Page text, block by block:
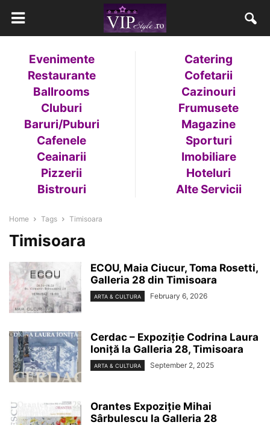
Evenimente
Restaurante
Ballrooms
Cluburi
Baruri/Puburi
Cafenele
Ceainarii
Pizzerii
Bistrouri
Catering
Cofetarii
Cazinouri
Frumusete
Magazine
Sporturi
Imobiliare
Hoteluri
Alte Servicii
Home Tags Timisoara
Timisoara
ECOU, Maia Ciucur, Toma Rosetti,
Galleria 28 din Timisoara
ARTA & CULTURA February 6, 2026
Cerdac – Expoziție Codrina Laura
Ioniță la Galleria 28, Timisoara
ARTA & CULTURA September 2, 2025
Orantes Expoziție Mihai
Sârbulescu la Galleria 28